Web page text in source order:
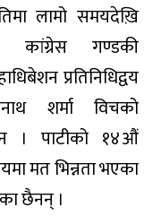
लामो समयदेख़ि
गण्डकी
प्रतिनिधिद्वय
शर्मा विचको
। पाटीको १४औं
मत भिन्नता भएका
छैनन् ।